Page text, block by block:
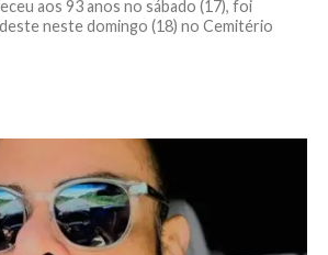
aos 93 anos no sábado (17), foi
neste domingo (18) no Cemitério